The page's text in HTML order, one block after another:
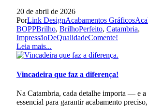
20 de abril de 2026
PorLink DesignAcabamentos Gráficos
BOPPBrilho, BrilhoPerfeito, Catambria,
ImpressãoDeQualidadeComente!
Leia mais...
Vincadeira que faz a diferença!
Na Catambria, cada detalhe importa — e a
essencial para garantir acabamento